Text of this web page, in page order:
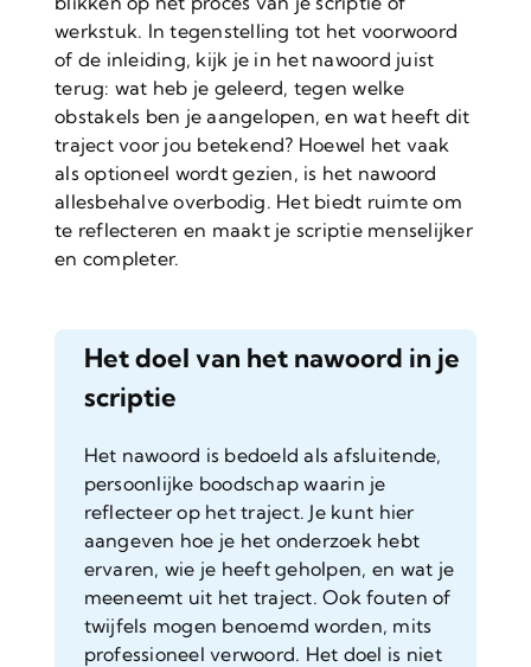
werkstuk. In tegenstelling tot het voorwoord
of de inleiding, kijk je in het nawoord juist
terug: wat heb je geleerd, tegen welke
obstakels ben je aangelopen, en wat heeft dit
traject voor jou betekend? Hoewel het vaak
als optioneel wordt gezien, is het nawoord
allesbehalve overbodig. Het biedt ruimte om
te reflecteren en maakt je scriptie menselijker
en completer.
Het doel van het nawoord in je
scriptie
Het nawoord is bedoeld als afsluitende,
persoonlijke boodschap waarin je
reflecteer op het traject. Je kunt hier
aangeven hoe je het onderzoek hebt
ervaren, wie je heeft geholpen, en wat je
meeneemt uit het traject. Ook fouten of
twijfels mogen benoemd worden, mits
professioneel verwoord. Het doel is niet